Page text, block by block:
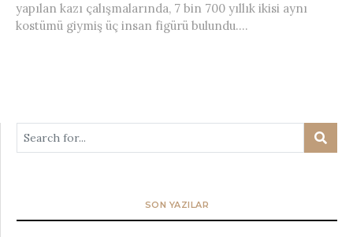
yapılan kazı çalışmalarında, 7 bin 700 yıllık ikisi aynı
kostümü giymiş üç insan figürü bulundu....
SON YAZILAR